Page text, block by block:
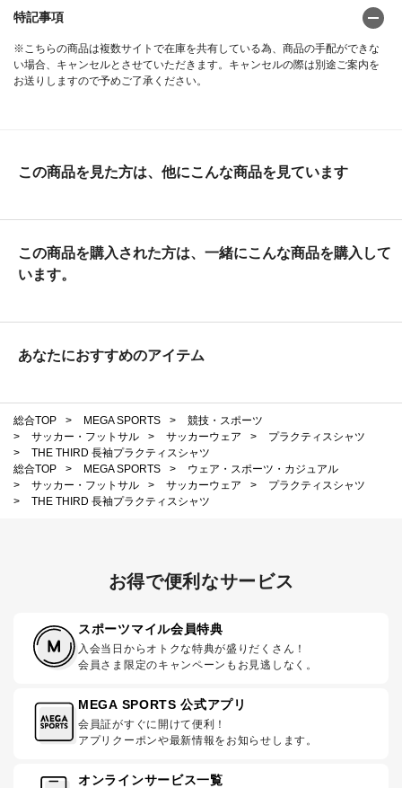
特記事項
※こちらの商品は複数サイトで在庫を共有している為、商品の手配ができな
い場合、キャンセルとさせていただきます。キャンセルの際は別途ご案内を
お送りしますので予めご了承ください。
この商品を見た方は、他にこんな商品を見ています
この商品を購入された方は、一緒にこんな商品を購入して
います。
あなたにおすすめのアイテム
総合TOP > MEGA SPORTS >
競技・スポーツ
>
サッカー・フットサル > サッカーウェア >
プラクティスシャツ
>
THE THIRD 長袖プラクティスシャツ
総合TOP
> MEGA SPORTS >
ウェア・スポーツ・カジュアル
>
サッカー・フットサル > サッカーウェア >
プラクティスシャツ
>
THE THIRD 長袖プラクティスシャツ
お得で便利なサービス
スポーツマイル会員特典
入会当日からオトクな特典が盛りだくさん！
会員さま限定のキャンペーンもお見逃しなく。
MEGA SPORTS 公式アプリ
会員証がすぐに開けて便利！
アプリクーポンや最新情報をお知らせします。
オンラインサービス一覧